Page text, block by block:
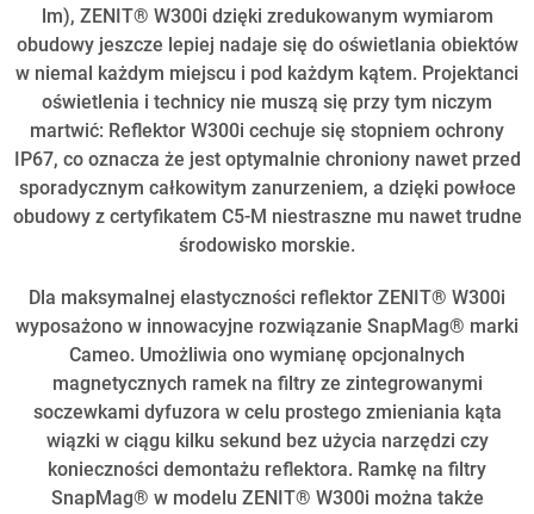
lm), ZENIT® W300i dzięki zredukowanym wymiarom
obudowy jeszcze lepiej nadaje się do oświetlania obiektów
w niemal każdym miejscu i pod każdym kątem. Projektanci
oświetlenia i technicy nie muszą się przy tym niczym
martwić: Reflektor W300i cechuje się stopniem ochrony
IP67, co oznacza że jest optymalnie chroniony nawet przed
sporadycznym całkowitym zanurzeniem, a dzięki powłoce
obudowy z certyfikatem C5-M niestraszne mu nawet trudne
środowisko morskie.
Dla maksymalnej elastyczności reflektor ZENIT® W300i
wyposażono w innowacyjne rozwiązanie SnapMag® marki
Cameo. Umożliwia ono wymianę opcjonalnych
magnetycznych ramek na filtry ze zintegrowanymi
soczewkami dyfuzora w celu prostego zmieniania kąta
wiązki w ciągu kilku sekund bez użycia narzędzi czy
konieczności demontażu reflektora. Ramkę na filtry
SnapMag® w modelu ZENIT® W300i można także